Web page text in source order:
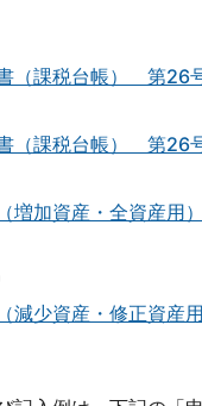
（課税台帳） 第26
（課税台帳） 第26
増加資産・全資産
減少資産・修正資